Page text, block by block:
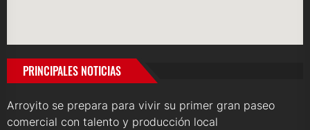
PRINCIPALES NOTICIAS
Arroyito se prepara para vivir su primer gran paseo
comercial con talento y producción local